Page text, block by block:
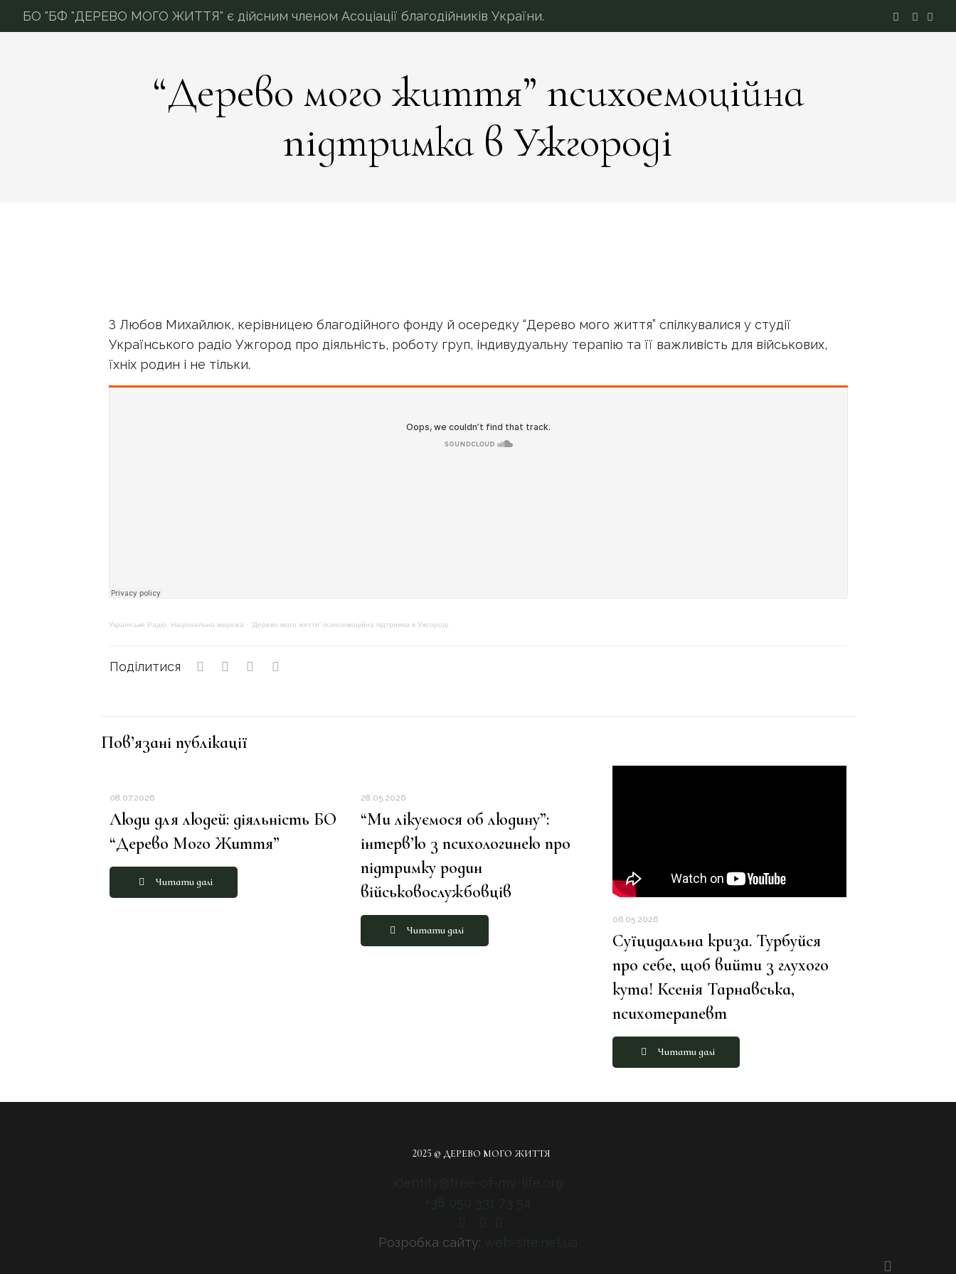
БО "БФ "ДЕРЕВО МОГО ЖИТТЯ" є дійсним членом Асоціації благодійників України.
“Дерево мого життя” психоемоційна
підтримка в Ужгороді
З Любов Михайлюк, керівницею благодійного фонду й осередку “Дерево мого життя” спілкувалися у студії
Українського радіо Ужгород про діяльність, роботу груп, індивудуальну терапію та її важливість для військових,
їхніх родин і не тільки.
Українське Радіо. Національна мережа · “Дерево мого життя” психоемоційна підтримка в Ужгороді
Поділитися
Пов’язані публікації
08.07.2026
Люди для людей: діяльність БО
“Дерево Мого Життя”
Читати далі
28.05.2026
“Ми лікуємося об людину”:
інтерв’ю з психологинею про
підтримку родин
військовослужбовців
Читати далі
06.05.2026
Суїцидальна криза. Турбуйся
про себе, щоб вийти з глухого
кута! Ксенія Тарнавська,
психотерапевт
Читати далі
2025 © ДЕРЕВО МОГО ЖИТТЯ
Розробка сайту: